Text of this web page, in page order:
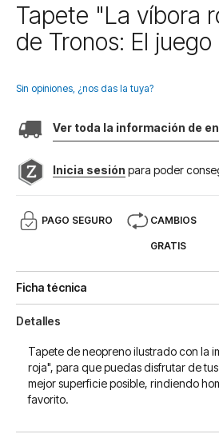
Saltar
al
comienzo
galería
imágenes
Tapete "La víbora
de Tronos: El
Sin opiniones, ¿nos das la tuya?
Ver toda la información de
Inicia sesión para poder
PAGO SEGURO CAMBIOS
GRATIS
Ficha técnica
Detalles
Tapete de neopreno ilustrado con la
roja", para que puedas disfrutar de
mejor superficie posible, rindiendo
favorito.